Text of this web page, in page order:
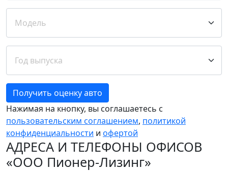
Получить оценку авто
Нажимая на кнопку, вы соглашаетесь с
пользовательским соглашением, политикой
конфиденциальности и офертой
АДРЕСА И ТЕЛЕФОНЫ ОФИСОВ
«ООО Пионер-Лизинг»